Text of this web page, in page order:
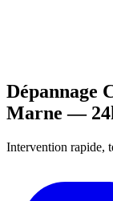
Dépannage
Marne —
Intervention rapide,